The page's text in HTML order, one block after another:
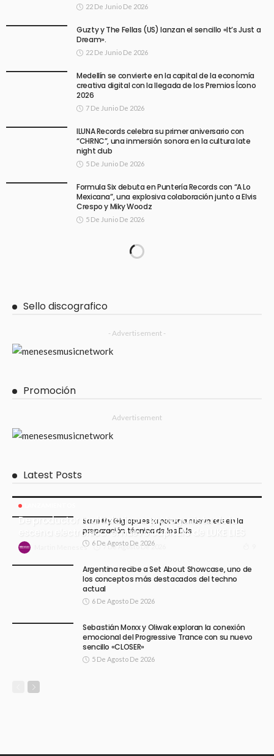
22 De Junio De 2026
Guzty y The Fellas (US) lanzan el sencillo «It’s Just a
Dream».
22 De Junio De 2026
Medellín se convierte en la capital de la economía
creativa digital con la llegada de los Premios Ícono
2026
7 De Junio De 2026
ILUNA Records celebra su primer aniversario con
“CHRNC”, una inmersión sonora en la cultura late
night club
5 De Junio De 2026
Formula Six debuta en Puntería Records con “A Lo
Mexicana”, una explosiva colaboración junto a Elvis
Crespo y Miky Woodz
5 De Junio De 2026
Sello discografico
- Advertisement -
Promoción
Advertisement
Latest Posts
De productor multiplatino a protagonista de la
escena electrónica: el nuevo capítulo de LUKE LIES
Martin Meneses 7 De Agosto De 2026
Save My Gig apuesta por una nueva era en la
preparación técnica de los DJs
6 De Agosto De 2026
Argentina recibe a Set About Showcase, uno de
los conceptos más destacados del techno
actual
6 De Agosto De 2026
Sebastián Morxx y Oliwak exploran la conexión
emocional del Progressive Trance con su nuevo
sencillo «CLOSER»
5 De Agosto De 2026